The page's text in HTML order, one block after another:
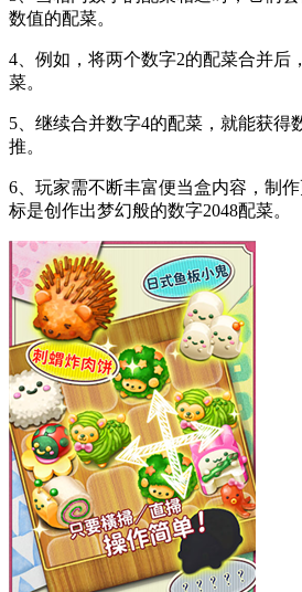
数值的配菜。
4、例如，将两个数字2的配菜合并后
菜。
5、继续合并数字4的配菜，就能获得
推。
6、玩家需不断丰富便当盒内容，制
标是创作出梦幻般的数字2048配菜。